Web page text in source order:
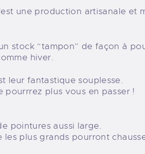
une production artisanale et
stock “tampon” de façon à
hiver.
leur fantastique souplesse.
pourrrez plus vous en passer !
pointures aussi large.
plus grands pourront